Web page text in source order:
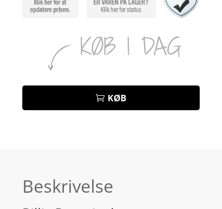
KØB
Beskrivelse